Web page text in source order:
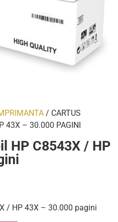
/ CARTUS
43X – 30.000 PAGINI
HP C8543X / HP
/ HP 43X – 30.000 pagini